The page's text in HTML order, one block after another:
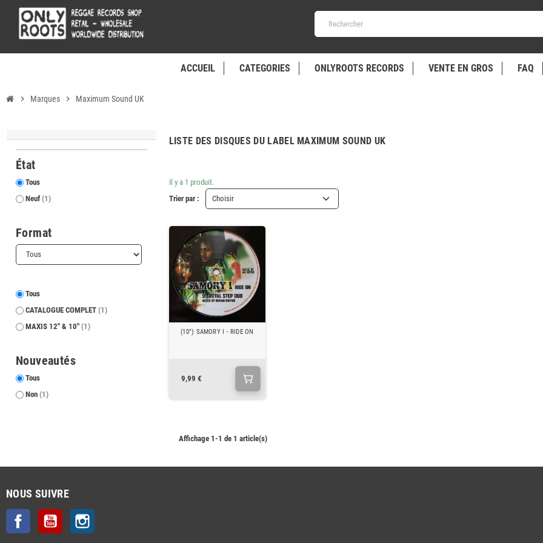
ACCUEIL CATEGORIES ONLYROOTS RECORDS VENTE EN GROS FAQ
chevron_right Marques chevron_right Maximum Sound UK
État
Tous
Neuf (1)
Format
Tous
CATALOGUE COMPLET (1)
MAXIS 12" & 10" (1)
Nouveautés
Tous
Non (1)
LISTE DES DISQUES DU LABEL MAXIMUM SOUND UK
Trier par : Choisir
Il y a 1 produit.
(10") SAMORY I - RIDE ON
9,99 €
Affichage 1-1 de 1 article(s)
NOUS SUIVRE
Facebook YouTube